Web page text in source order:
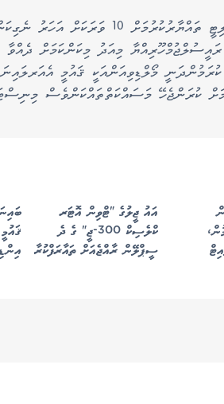
މި އިމާރާތާއި ފެސިލިޓީ
މިއަދު މިކަންކަމަށް
މޯލްޑިވިއަންއަކީ ޤައުމީ
ކުރަންޖެހޭ މަސައްކަތްތައްކަންވެސް
އައު ޖީލުގެ "ޓްވިން އޮޓަރ
ކްލެސިކް 300-ޖީ" ގެ ދެ
ސީޕްލޭން ރާއްޖެއަށް ތައާރަފްކުރާ